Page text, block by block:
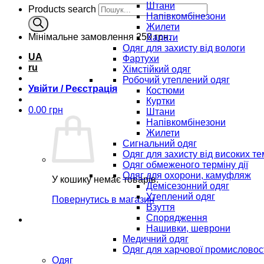
Products search
Мінімальне замовлення 250 грн.
UA
ru
Увійти / Реєстрація
0.00 грн
У кошику немає товарів.
Повернутись в магазин
Штани
Напівкомбінезони
Жилети
Халати
Одяг для захисту від вологи
Фартухи
Хімстійкий одяг
Робочий утеплений одяг
Костюми
Куртки
Штани
Напівкомбінезони
Жилети
Сигнальний одяг
Одяг для захисту від високих
Одяг обмеженого терміну дії
Одяг для охорони, камуфляж
Демісезонний одяг
Утеплений одяг
Взуття
Спорядження
Нашивки, шеврони
Медичний одяг
Одяг для харчової
Одяг